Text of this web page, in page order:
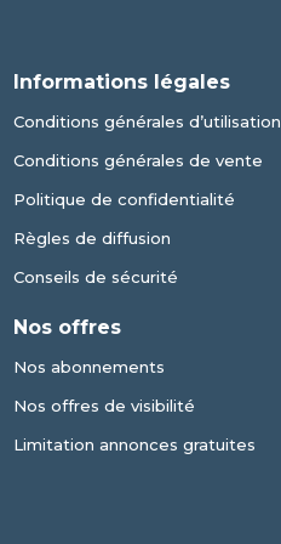
Informations légales
Conditions générales d’utilisation
Conditions générales de vente
Politique de confidentialité
Règles de diffusion
Conseils de sécurité
Nos offres
Nos abonnements
Nos offres de visibilité
Limitation annonces gratuites